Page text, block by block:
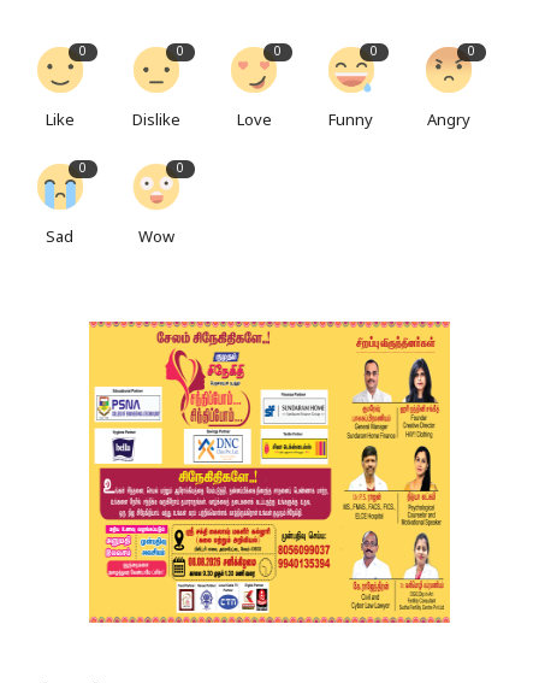
0
Like
0
Dislike
0
Love
0
Funny
0
Angry
0
Sad
0
Wow